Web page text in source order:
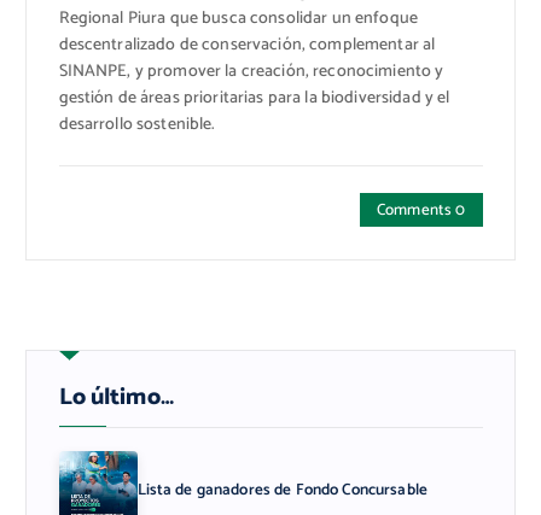
Regional Piura que busca consolidar un enfoque
descentralizado de conservación, complementar al
SINANPE, y promover la creación, reconocimiento y
gestión de áreas prioritarias para la biodiversidad y el
desarrollo sostenible.
Comments 0
Lo último…
Lista de ganadores de Fondo Concursable